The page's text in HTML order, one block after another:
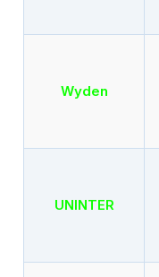
Wyden
UNINTER